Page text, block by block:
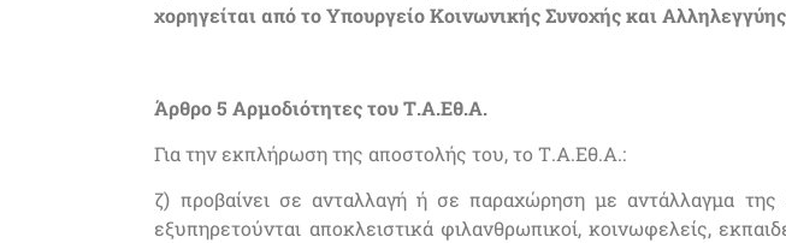
χορηγείται από το Υπουργείο Κοινωνικής Συνοχής και
Άρθρο 5 Αρμοδιότητες του Τ.Α.Εθ.Α.
Για την εκπλήρωση της αποστολής του, το Τ.Α.Εθ.Α.:
ζ) προβαίνει σε ανταλλαγή ή σε παραχώρηση με αντάλλαγμα
εξυπηρετούνται αποκλειστικά φιλανθρωπικοί, κοινωφελείς,